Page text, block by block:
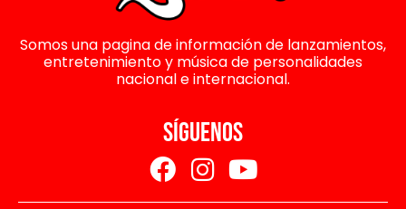
Somos una pagina de información de lanzamientos,
entretenimiento y música de personalidades
nacional e internacional.
SÍGUENOS